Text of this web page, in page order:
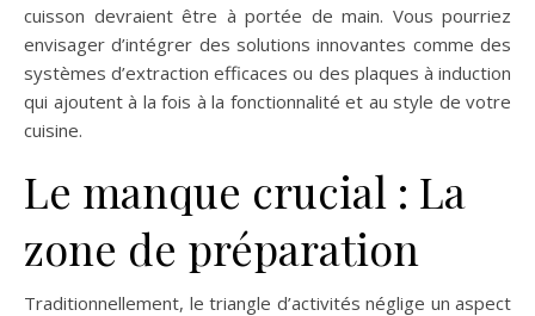
cuisson devraient être à portée de main. Vous pourriez
envisager d’intégrer des solutions innovantes comme des
systèmes d’extraction efficaces ou des plaques à induction
qui ajoutent à la fois à la fonctionnalité et au style de votre
cuisine.
Le manque crucial : La
zone de préparation
Traditionnellement, le triangle d’activités néglige un aspect